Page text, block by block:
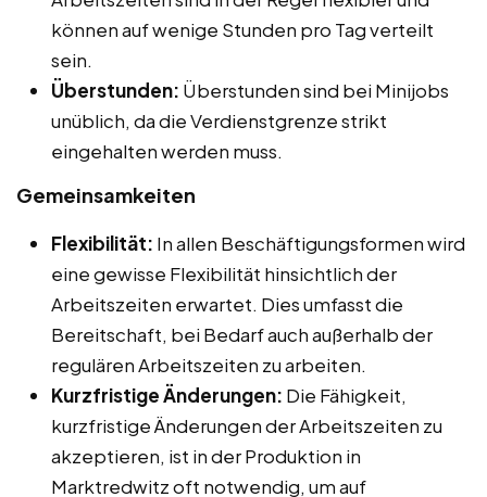
können auf wenige Stunden pro Tag verteilt
sein.
Überstunden: Überstunden sind bei Minijobs
unüblich, da die Verdienstgrenze strikt
eingehalten werden muss.
Gemeinsamkeiten
Flexibilität: In allen Beschäftigungsformen wird
eine gewisse Flexibilität hinsichtlich der
Arbeitszeiten erwartet. Dies umfasst die
Bereitschaft, bei Bedarf auch außerhalb der
regulären Arbeitszeiten zu arbeiten.
Kurzfristige Änderungen: Die Fähigkeit,
kurzfristige Änderungen der Arbeitszeiten zu
akzeptieren, ist in der Produktion in
Marktredwitz oft notwendig, um auf